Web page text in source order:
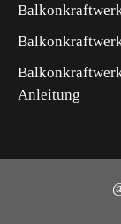
Anleitung